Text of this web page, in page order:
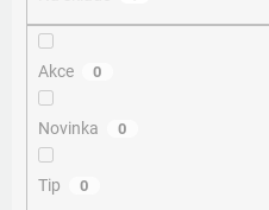
Akce 0
Novinka 0
Tip 0